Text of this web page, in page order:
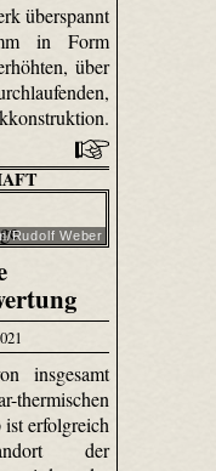
überspannt
in Form
über
Rudolf Weber
insgesamt
thermischen
erfolgreich
der